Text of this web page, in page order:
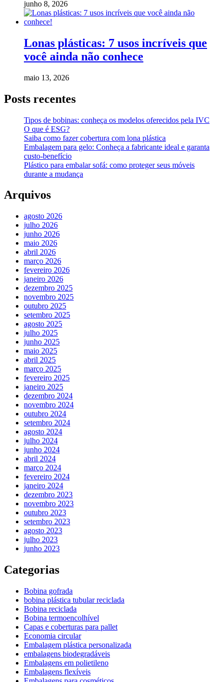
junho 8, 2026
Lonas plásticas: 7 usos incríveis que
você ainda não conhece
maio 13, 2026
Posts recentes
Tipos de bobinas: conheça os modelos oferecidos pela IVC
O que é ESG?
Saiba como fazer cobertura com lona plástica
Embalagem para gelo: Conheça a fabricante ideal e garanta
custo-benefício
Plástico para embalar sofá: como proteger seus móveis
durante a mudança
Arquivos
agosto 2026
julho 2026
junho 2026
maio 2026
abril 2026
março 2026
fevereiro 2026
janeiro 2026
dezembro 2025
novembro 2025
outubro 2025
setembro 2025
agosto 2025
julho 2025
junho 2025
maio 2025
abril 2025
março 2025
fevereiro 2025
janeiro 2025
dezembro 2024
novembro 2024
outubro 2024
setembro 2024
agosto 2024
julho 2024
junho 2024
abril 2024
março 2024
fevereiro 2024
janeiro 2024
dezembro 2023
novembro 2023
outubro 2023
setembro 2023
agosto 2023
julho 2023
junho 2023
Categorias
Bobina gofrada
bobina plástica tubular reciclada
Bobina reciclada
Bobina termoencolhível
Capas e coberturas para pallet
Economia circular
Embalagem plástica personalizada
embalagens biodegradáveis
Embalagens em polietileno
Embalagens flexíveis